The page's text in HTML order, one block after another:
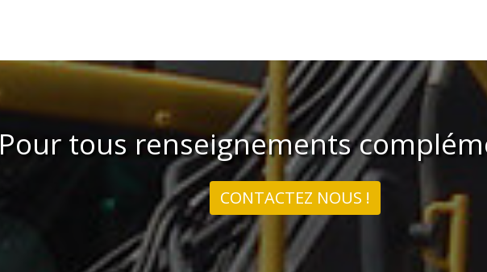
Pour tous renseignements
CONTACTEZ NOUS !